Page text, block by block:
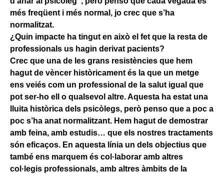
més freqüent i més normal, jo crec que s’ha
normalitzat.
¿Quin impacte ha tingut en això el fet que la resta de
professionals us hagin derivat pacients?
Crec que una de les grans resistències que hem
hagut de vèncer històricament és la que un metge
ens veiés com un professional de la salut igual que
pot ser-ho ell o qualsevol altre. Aquesta ha estat una
lluita històrica dels psicòlegs, però penso que a poc a
poc s’ha anat normalitzant. Hem hagut de demostrar
amb feina, amb estudis… que els nostres tractaments
són eficaços. En aquesta línia un dels objectius que
també ens marquem és col·laborar amb altres
col·legis professionals, amb altres àmbits de la